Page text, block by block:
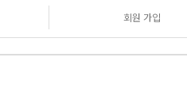
회원 가입